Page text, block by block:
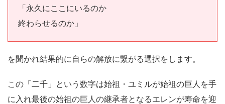
「永久にここにいるのか
終わらせるのか」
を聞かれ結果的に自らの解放に繋がる選択をします。
この「二千」という数字は始祖・ユミルが始祖の巨人を手
に入れ最後の始祖の巨人の継承者となるエレンが寿命を迎